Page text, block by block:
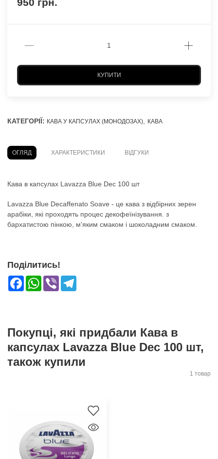
950 грн.
КУПИТИ
КАТЕГОРІЇ: КАВА У КАПСУЛАХ (МОНОДОЗАХ), КАВА
ОГЛЯД ХАРАКТЕРИСТИКИ ВІДГУКИ
Кава в капсулах Lavazza Blue Dec 100 шт
Lavazza Blue Decaffenato Soave - це кава з відбірних зерен
арабіки, які проходять процес декофеїнізування. з
бархатистою пінкою, м'яким смаком і шоколадним смаком.
Поділитись!
FacebookWhatsApp
Viber
Покупці, які придбали Кава в
капсулах Lavazza Blue Dec 100 шт,
також купили
1 товар